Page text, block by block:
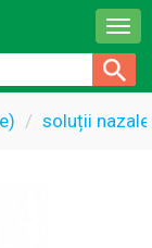
soluții nazale